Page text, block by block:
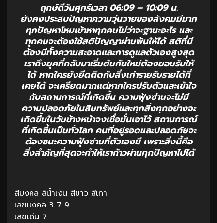
ฤกษ์ดีวันศุกร์เวลา 06:09 – 10:09 น.
ยังคงประสบปัญหาความวุ่นวายของสังคมมีมาก
ทุกปัญหาโหมเข้าหาทุกคนไม่ว่าจะฐานะอะไร และ
ทุกคนจะต้องใช้สติปัญญาผ่านพ้นให้ได้ สติที่มี
ต้องมีทั้งความสะอาดและการดูแลตัวเองสูงสุด
เราถึงยุคที่กลับมาเริ่มต้นกันใหม่ต้องยอมรับให้
ได้ หากใครยังยึดติดกับสิ่งเก่ารายรับรายได้ที่
เคยได้ จะเครียดมากแต่หากใครปรับตัวและเข้าใจ
กับสถานการณ์ที่เกิดขึ้น ความฟุ้งซ่านจะไม่มี
ความปลอดภัยในสินทรัพย์และทุกสิ่งทุกอย่างจะ
เกิดขึ้นในวันข้างหน้าจงเชื่อมั่นเอาไว้ สถานการณ์
ที่เกิดขึ้นเป็นทั่วโลก คนที่อยู่รอดและปลอดภัยจะ
ต้องชนะความฟุ้งซ่านที่ตัวเองมี เพราะสิ่งนี้คือ
สิ่งสำคัญที่สุดจะทำให้เราก้าวผ่านทุกปัญหาไปได้
สีมงคล สีน้ำเงิน สีขาว สีเทา
เลขมงคล 3 7 9
เลขเด่น 7